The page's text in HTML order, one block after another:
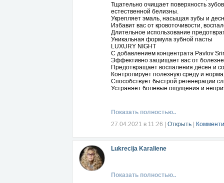
Против морщин
Питает, увлажняет, выравнивает тон
Уменьшает пигментные пятна
В состав косметики входит Кобылье
Благодаря богатому витаминно-
Молоко кобыл снимает воспаление и
Наконец, благодаря запасу
препятствует образованию морщин.
Результаты исследований показали,
главного секрета красоты
питали, увлажняли и защищали кожу
Современные исследования кобыльего
продукта не изменились. Кобылье
http://
Тщательно очищает поверхность
естественной белизны.
Укрепляет эмаль, насыщая зубы и
Избавит вас от кровоточивости,
Длительное использование
Уникальная формула зубной пасты
LUXURY NIGHT
С добавлением концентрата Pavlov
Эффективно защищает вас от
Предотвращает воспаления дёсен и
Контролирует полезную среду и
Способствует быстрой регенерации
Устраняет болевые ощущения и
Показать полностью..
27.04.2021 в 11:26
Открыть
Lukrecija Karaliene
Показать полностью..